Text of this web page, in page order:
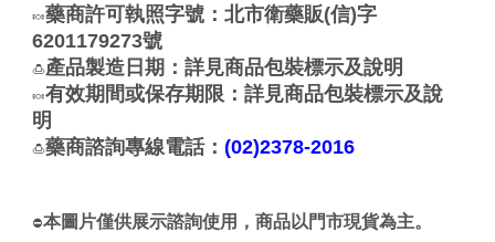
🍬藥商許可執照字號：北市衛藥販(信)字
6201179273號
🍮產品製造日期：詳見商品包裝標示及說明
🍬有效期間或保存期限：詳見商品包裝標示及說
明
🍮藥商諮詢專線電話：(02)2378-2016
⛔本圖片僅供展示諮詢使用，商品以門市現貨為主。